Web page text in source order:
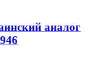
аналог